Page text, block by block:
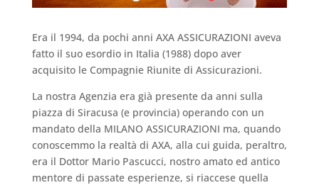
Era il 1994, da pochi anni AXA ASSICURAZIONI aveva
fatto il suo esordio in Italia (1988) dopo aver
acquisito le Compagnie Riunite di Assicurazioni.
La nostra Agenzia era già presente da anni sulla
piazza di Siracusa (e provincia) operando con un
mandato della MILANO ASSICURAZIONI ma, quando
conoscemmo la realtà di AXA, alla cui guida, peraltro,
era il Dottor Mario Pascucci, nostro amato ed antico
mentore di passate esperienze, si riaccese quella